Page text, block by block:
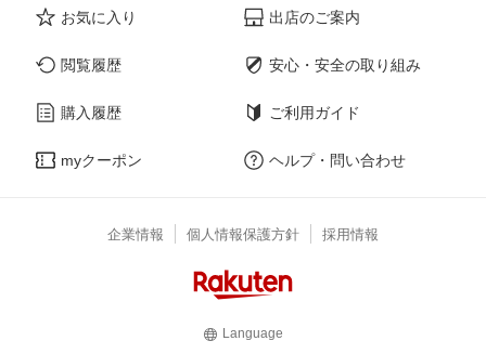
お気に入り
閲覧履歴
購入履歴
myクーポン
出店のご案内
安心・安全の取り組み
ご利用ガイド
ヘルプ・問い合わせ
企業情報 個人情報保護方針 採用情報
Language